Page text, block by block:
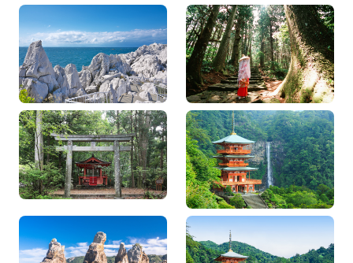
和歌山の絶景を巡る！ 千
畳敷や白崎海岸など海沿
いのドライブ…
伊勢神宮から熊野古道
へ！パワースポット巡り
～熊野三山を訪…
熊野古道のゴールデンル
ート！発心門王子から熊
野本宮大社を歩…
世界遺産で御朱印巡り 神
秘の熊野三山と高野山を
巡る1泊2日の旅
大阪から車で行く！和歌
山シーサイド＆奈良 2泊3
東京発、熊野古道をたっ
ぷり巡る3泊4日 自然豊か